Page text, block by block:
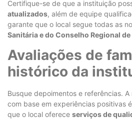
Certifique-se de que a instituição
atualizados, além de equipe
garante que o local segue todas as
Sanitária e do Conselho Regional
Avaliações de
histórico da
Busque depoimentos e referências.
com base em experiências positivas
que o local oferece serviços de